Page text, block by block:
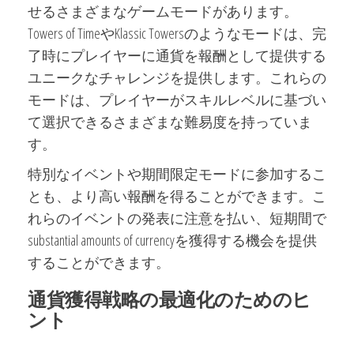
せるさまざまなゲームモードがあります。
Towers of TimeやKlassic Towersのようなモードは、完
了時にプレイヤーに通貨を報酬として提供する
ユニークなチャレンジを提供します。これらの
モードは、プレイヤーがスキルレベルに基づい
て選択できるさまざまな難易度を持っていま
す。
特別なイベントや期間限定モードに参加するこ
とも、より高い報酬を得ることができます。こ
れらのイベントの発表に注意を払い、短期間で
substantial amounts of currencyを獲得する機会を提供
することができます。
通貨獲得戦略の最適化のためのヒ
ント